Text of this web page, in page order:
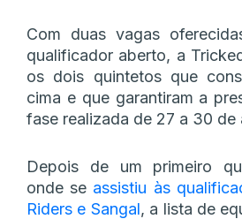
Com duas vagas
qualificador aberto, a
os dois quintetos que
cima e que garantiram a
fase realizada de 27 a 30 de
Depois de um primeiro
onde se assistiu às
Riders e Sangal, a lista de